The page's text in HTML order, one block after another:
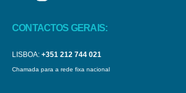
CONTACTOS GERAIS:
LISBOA: +351 212 744 021
Chamada para a rede fixa nacional